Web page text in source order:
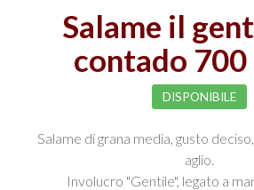
Salame il
contado 700
DISPONIBILE
Salame di grana media, gusto
aglio.
Involucro "Gentile", legato a